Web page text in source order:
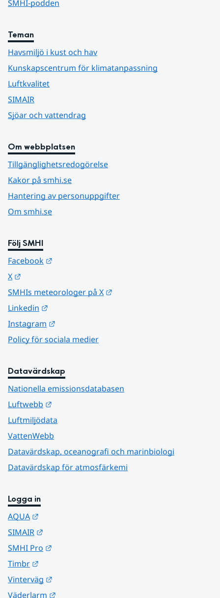
SMHI-podden
Teman
Havsmiljö i kust och hav
Kunskapscentrum för klimatanpassning
Luftkvalitet
SIMAIR
Sjöar och vattendrag
Om webbplatsen
Tillgänglighetsredogörelse
Kakor på smhi.se
Hantering av personuppgifter
Om smhi.se
Följ SMHI
Facebook
X
SMHIs meteorologer på X
Linkedin
Instagram
Policy för sociala medier
Datavärdskap
Nationella emissionsdatabasen
Luftwebb
Luftmiljödata
VattenWebb
Datavärdskap, oceanografi och marinbiologi
Datavärdskap för atmosfärkemi
Logga in
AQUA
SIMAIR
SMHI Pro
Timbr
Vinterväg
Väderlarm